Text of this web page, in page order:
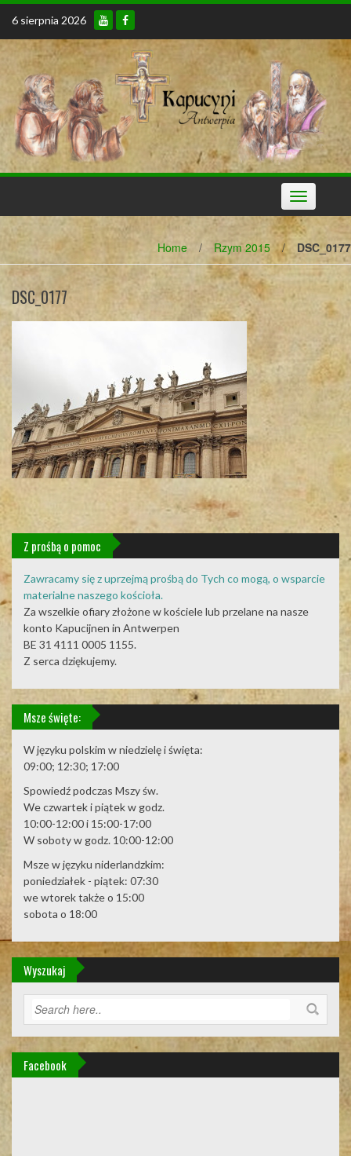
Skip
content
6 sierpnia 2026
Toggle
navigation
Home / Rzym 2015 / DSC_0177
DSC_0177
Z prośbą o pomoc
Zawracamy się z uprzejmą prośbą do Tych co mogą, o wsparcie
materialne naszego kościoła.
Za wszelkie ofiary złożone w kościele lub przelane na nasze
konto Kapucijnen in Antwerpen
BE 31 4111 0005 1155.
Z serca dziękujemy.
Msze święte:
W języku polskim w niedzielę i święta:
09:00; 12:30; 17:00
Spowiedź podczas Mszy św.
We czwartek i piątek w godz.
10:00-12:00 i 15:00-17:00
W soboty w godz. 10:00-12:00
Msze w języku niderlandzkim:
poniedziałek - piątek: 07:30
we wtorek także o 15:00
sobota o 18:00
Wyszukaj
Facebook